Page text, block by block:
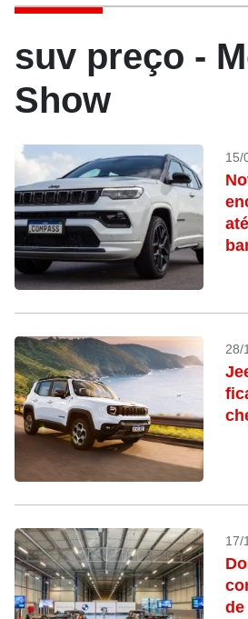
suv preço -
Show
15/
28/
17/